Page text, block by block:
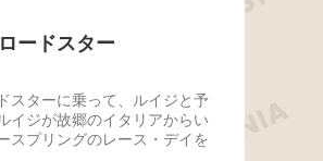
ードスター
スターに乗って、ルイジと予
イジが故郷のイタリアからい
スプリングのレース・デイを